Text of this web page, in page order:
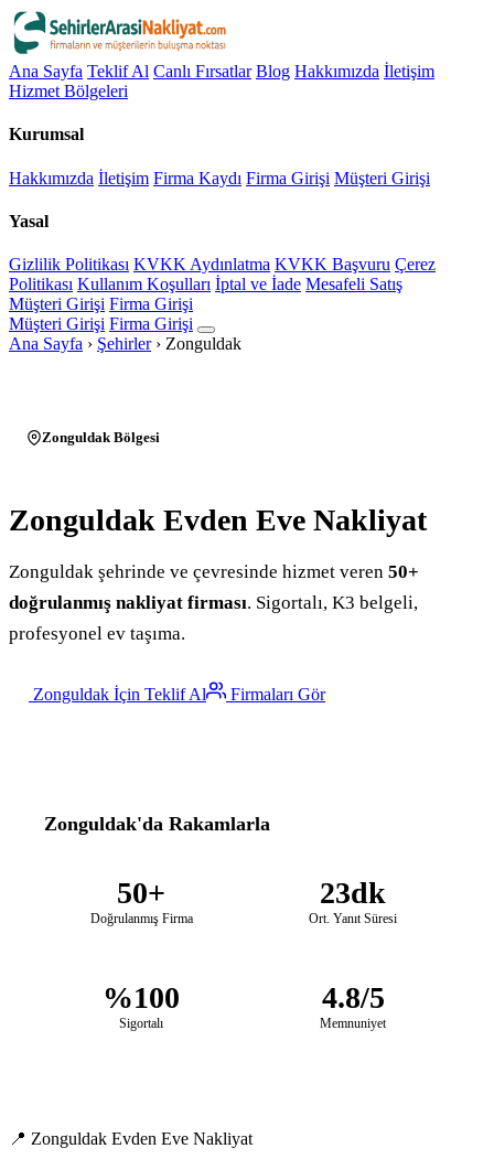
Ana Sayfa Teklif Al Canlı Fırsatlar Blog Hakkımızda İletişim
Hizmet Bölgeleri
Kurumsal
Hakkımızda İletişim Firma Kaydı Firma Girişi Müşteri Girişi
Yasal
Gizlilik Politikası KVKK Aydınlatma KVKK Başvuru Çerez
Politikası Kullanım Koşulları İptal ve İade Mesafeli Satış
Müşteri Girişi Firma Girişi
Müşteri Girişi Firma Girişi
Ana Sayfa › Şehirler › Zonguldak
Zonguldak Bölgesi
Zonguldak Evden Eve Nakliyat
Zonguldak şehrinde ve çevresinde hizmet veren 50+
doğrulanmış nakliyat firması. Sigortalı, K3 belgeli,
profesyonel ev taşıma.
Zonguldak İçin Teklif Al Firmaları Gör
Zonguldak'da Rakamlarla
50+
Doğrulanmış Firma
23dk
Ort. Yanıt Süresi
%100
Sigortalı
4.8/5
Memnuniyet
📍 Zonguldak Evden Eve Nakliyat